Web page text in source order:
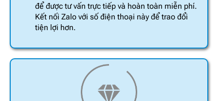
để được tư vấn trực tiếp và hoàn toàn miễn phí.
Kết nối Zalo với số điện thoại này để trao đổi
tiện lợi hơn.